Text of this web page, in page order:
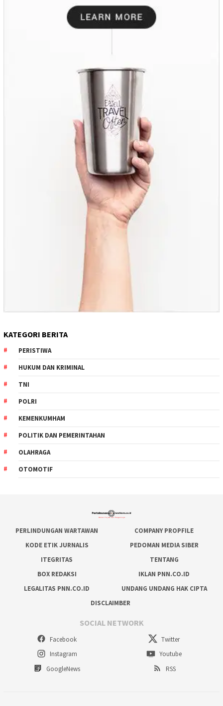
KATEGORI BERITA
PERISTIWA
HUKUM DAN KRIMINAL
TNI
POLRI
KEMENKUMHAM
POLITIK DAN PEMERINTAHAN
OLAHRAGA
OTOMOTIF
PERLINDUNGAN WARTAWAN
COMPANY PROPFILE
KODE ETIK JURNALIS
PEDOMAN MEDIA SIBER
ITEGRITAS
TENTANG
BOX REDAKSI
IKLAN PNN.CO.ID
LEGALITAS PNN.CO.ID
UNDANG UNDANG HAK CIPTA
DISCLAIMBER
SOCIAL NETWORK
Facebook
Twitter
Instagram
Youtube
GoogleNews
RSS